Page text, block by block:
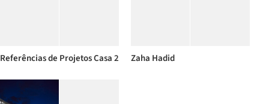
Referências de Projetos Casa 2 Zaha Hadid